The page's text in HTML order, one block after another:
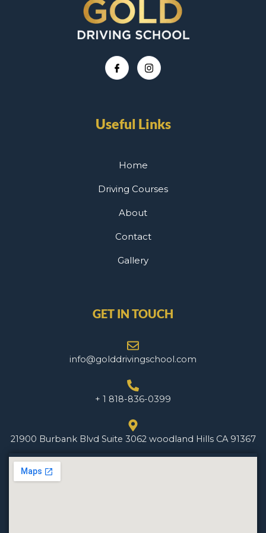
Useful Links
Home
Driving Courses
About
Contact
Gallery
GET IN TOUCH
info@golddrivingschool.com
+ 1 818-836-0399
21900 Burbank Blvd Suite 3062 woodland Hills CA 91367